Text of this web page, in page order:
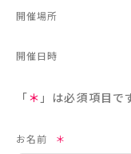
開催場所
開催日時
「＊ 」は必須項目で
お名前 ＊